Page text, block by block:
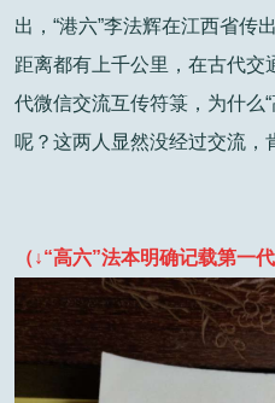
出，“港六”李法辉在江西省传
距离都有上千公里，在古代
代微信交流互传符箓，为什么
呢？这两人显然没经过交流，
（↓“高六”法本明确记载第一